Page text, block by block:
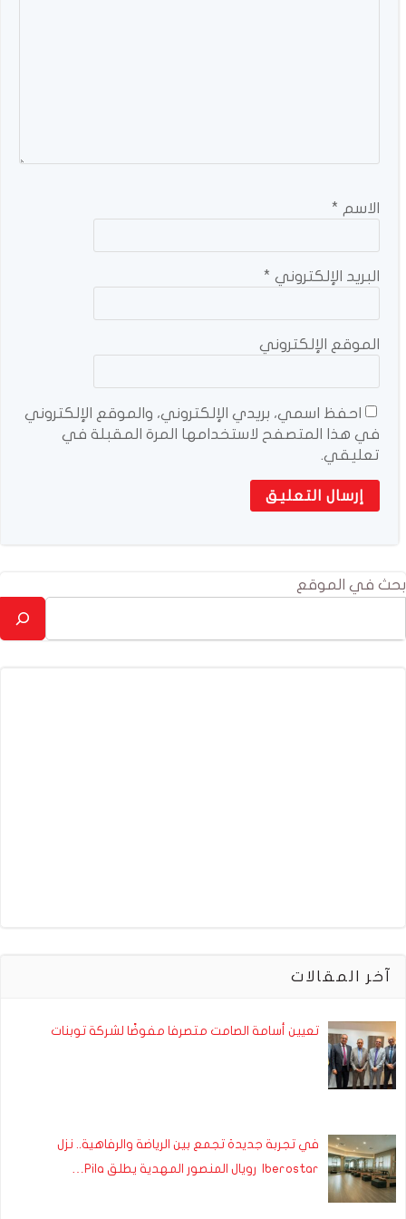
الاسم *
البريد الإلكتروني *
الموقع الإلكتروني
احفظ اسمي، بريدي الإلكتروني، والموقع الإلكتروني
في هذا المتصفح لاستخدامها المرة المقبلة في
تعليقي.
بحث في الموقع
آخر المقالات
تعيين أسامة الصامت متصرفا مفوضًا لشركة توبنات
في تجربة جديدة تجمع بين الرياضة والرفاهية.. نزل
Iberostar رويال المنصور المهدية يطلق Pila…